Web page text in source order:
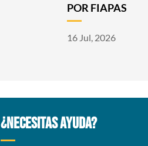
POR FIAPAS
16 Jul, 2026
¿NECESITAS AYUDA?